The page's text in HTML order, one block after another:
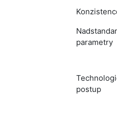
parametry
postup